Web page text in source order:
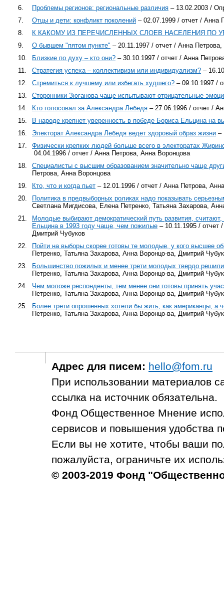
6.
Проблемы регионов: региональные различия – 13.02.2003 /
7.
Отцы и дети: конфликт поколений – 02.07.1999 / отчет / Анна
8.
К КАКОМУ ИЗ ПЕРЕЧИСЛЕННЫХ СЛОЕВ НАСЕЛЕНИЯ ПО
9.
О бывшем "пятом пункте" – 20.11.1997 / отчет / Анна
10.
Близкие по духу – кто они? – 30.10.1997 / отчет / Анна
11.
Стратегия успеха – коллективизм или индивидуализм? –
12.
Стремиться к лучшему или избегать худшего? – 09.10.1997 /
13.
Сторонники Зюганова чаще испытывают отрицательные
14.
Кто голосовал за Александра Лебедя – 27.06.1996 / отчет /
15.
В народе крепнет уверенность в победе Бориса Ельцина на
16.
Электорат Александра Лебедя ведет здоровый образ жизни –
17.
Физически крепких людей больше всего в электоратах
04.04.1996 / отчет / Анна Петрова, Анна Воронцова
18.
Специалисты с высшим образованием значительно чаще
Петрова, Анна Воронцова
19.
Кто, что и когда пьет – 12.01.1996 / отчет / Анна Петрова,
20.
Политика в предвыборных роликах надо показывать
Светлана Мигдисова, Елена Петренко, Татьяна Захарова,
21.
Молодые выбирают демократический путь развития,
Ельцина в 1993 году чаще, чем пожилые – 10.11.1995 / отчет
Дмитрий Чубуков
22.
Пойти на выборы скорее готовы те молодые, у кого высшее
Петренко, Татьяна Захарова, Анна Воронцо-ва, Дмитрий
23.
Большинство пожилых и менее трети молодых твердо
Петренко, Татьяна Захарова, Анна Воронцо-ва, Дмитрий
24.
Чем моложе респонденты, тем менее они готовы принять
Петренко, Татьяна Захарова, Анна Воронцо-ва, Дмитрий
25.
Более трети опрошенных хотели бы жить, как американцы, а
Петренко, Татьяна Захарова, Анна Воронцо-ва, Дмитрий
Адрес для писем: hello@fom.ru
При использовании материалов
ссылка на источник обязательна.
Фонд Общественное Мнение
сервисов и повышения удобства
Если вы не хотите, чтобы ваши
пожалуйста, ограничьте их
© 2003-2019 Фонд